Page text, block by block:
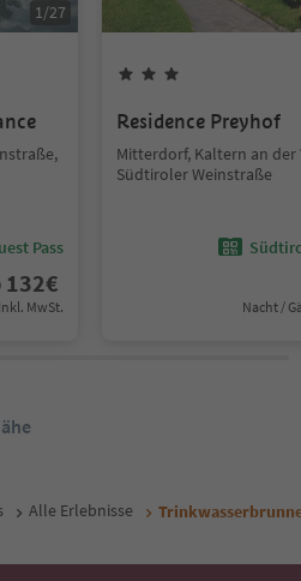
1/27
Pass
132€
MwSt.
Residence Preyhof
Mitterdorf, Kaltern an der
Südtiroler Weinstraße
Nacht /
Alle Erlebnisse